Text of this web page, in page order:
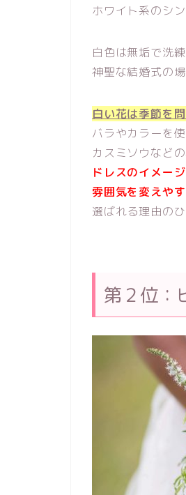
ホワイト系のシ
白色は無垢で洗
神聖な結婚式の
白い花は季節を
バラやカラーを
カスミソウなど
ドレスのイメー
雰囲気を変えや
選ばれる理由の
第２位：